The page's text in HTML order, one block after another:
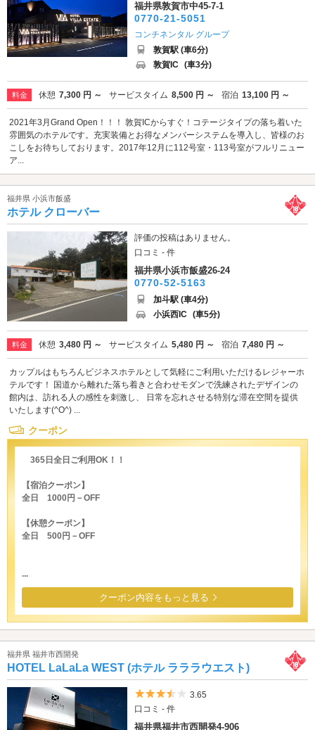
福井県敦賀市中45-7-1
0770-21-5051
コンチネンタル グループ
敦賀駅 (車6分)
敦賀IC (車3分)
料金 休憩 7,300 円 ～ サービスタイム 8,500 円 ～ 宿泊 13,100 円 ～
2021年3月Grand Open！！！ 敦賀ICからすぐ！コテージタイプの落ち着いた
雰囲気のホテルです。充実装備とお得なメンバーシステムを導入し、皆様のお
こしをお待ちしております。2017年12月に112号室・113号室がフルリニュー
ア...
福井県 小浜市飯盛
ホテル クローバー
評価の投稿はありません。
口コミ - 件
福井県小浜市飯盛26-24
0770-52-5163
加斗駅 (車4分)
小浜西IC (車5分)
料金 休憩 3,480 円 ～ サービスタイム 5,480 円 ～ 宿泊 7,480 円 ～
カップルはもちろんビジネスホテルとして気軽にご利用いただけるレジャーホ
テルです！ 国道から離れた落ち着きと合わせモダンで洗練されたデザインの
館内は、訪れる人の感性を刺激し、 日常を忘れさせる特別な滞在空間を提供
いたします(^O^) ...
クーポン
365日全日ご利用OK！！
【宿泊クーポン】
全日 1000円－OFF
【休憩クーポン】
全日 500円－OFF
...
クーポン内容をもっと見る
福井県 福井市西開発
HOTEL LaLaLa WEST (ホテル ラララウエスト)
5つ星のうち3.5
3.65
口コミ - 件
福井県福井市西開発4-906